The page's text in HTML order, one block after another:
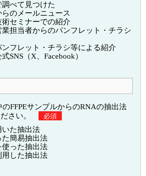
べて見つけた
のメールニュース
セミナーでの紹介
業担当者からのパンフレット・チラシ
フレット・チラシ等による紹介
SNS（X、Facebook）
FFPEサンプルからのRNAの抽出法
さい。
必須
いた抽出法
簡易抽出法
使った抽出法
した抽出法